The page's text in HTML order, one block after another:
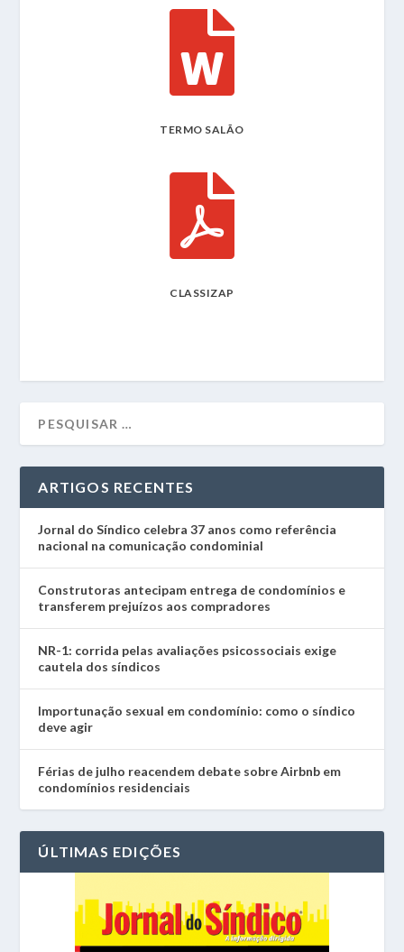

TERMO SALÃO

CLASSIZAP
ARTIGOS RECENTES
Jornal do Síndico celebra 37 anos como referência
nacional na comunicação condominial
Construtoras antecipam entrega de condomínios e
transferem prejuízos aos compradores
NR-1: corrida pelas avaliações psicossociais exige
cautela dos síndicos
Importunação sexual em condomínio: como o síndico
deve agir
Férias de julho reacendem debate sobre Airbnb em
condomínios residenciais
ÚLTIMAS EDIÇÕES